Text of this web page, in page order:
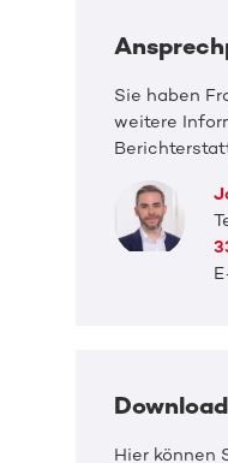
Sie haben
weitere
Hier können